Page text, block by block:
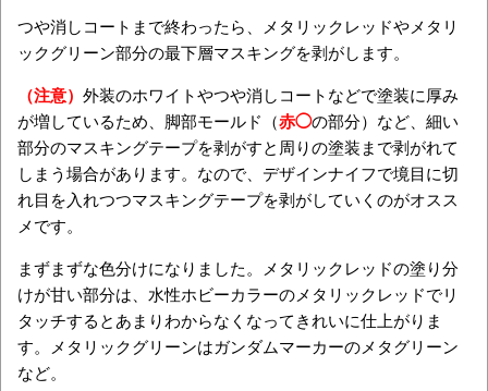
つや消しコートまで終わったら、メタリックレッドやメタリ
ックグリーン部分の最下層マスキングを剥がします。
（注意） 外装のホワイトやつや消しコートなどで塗装に厚み
が増しているため、脚部モールド（赤◯の部分）など、細い
部分のマスキングテープを剥がすと周りの塗装まで剥がれて
しまう場合があります。なので、デザインナイフで境目に切
れ目を入れつつマスキングテープを剥がしていくのがオスス
メです。
まずまずな色分けになりました。メタリックレッドの塗り分
けが甘い部分は、水性ホビーカラーのメタリックレッドでリ
タッチするとあまりわからなくなってきれいに仕上がりま
す。メタリックグリーンはガンダムマーカーのメタグリーン
など。